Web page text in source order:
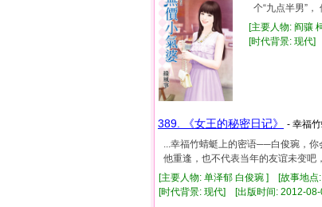
个“九点半男”
[主要人物: 阎骧
[时代背景: 现代
389. 《女王的秘密日记》 - 幸福
...幸福竹蜻蜓上的密语──白俊琬，
他重逢，也不代表当年的友谊未变吧
[主要人物: 单泽郁 白俊琬 ] [故事地
[时代背景: 现代] [出版时间: 2012-